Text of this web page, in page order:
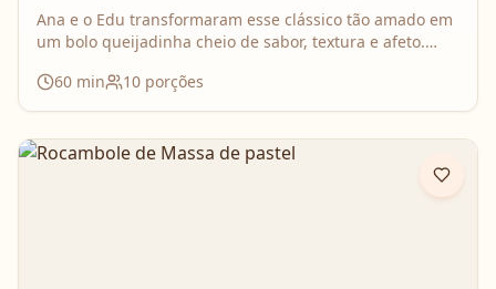
Ana e o Edu transformaram esse clássico tão amado em
um bolo queijadinha cheio de sabor, textura e afeto.
que surpreende no resultado e perfuma a casa inteira
enquanto assa. Aperte o play, acompanhe o passo a
impossível de resistir 💛
60 min 10 porções